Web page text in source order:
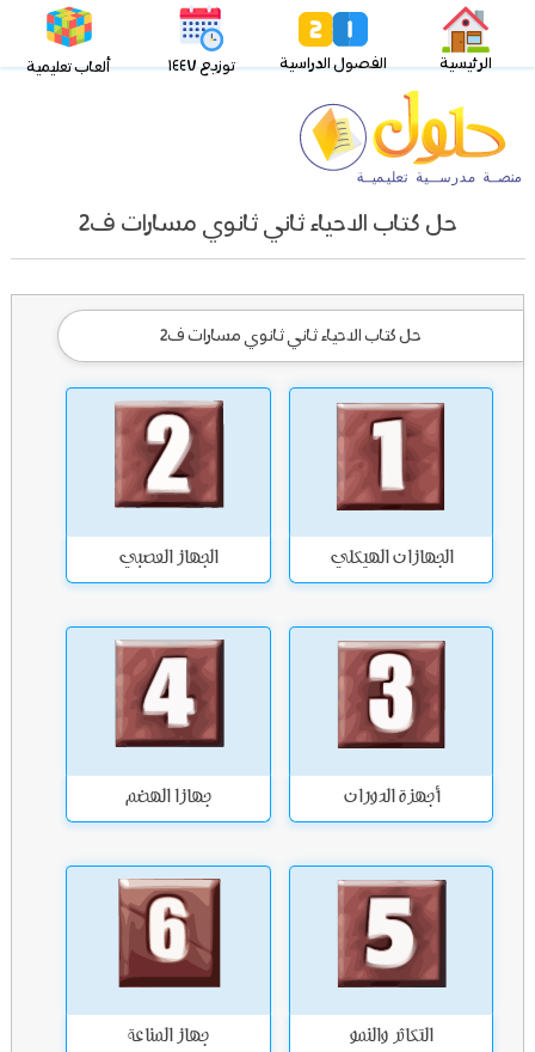
الرئيسية الفصول الدراسية توزيع ١٤٤٧ ألعاب تعليمية
حل كتاب الاحياء ثاني ثانوي مسارات ف2
حل كتاب الاحياء ثاني ثانوي مسارات ف2
الجهازان الهيكلي الجهاز العصبي
أجهزة الدوران جهازا الهضم
التكاثر والنمو جهاز المناعة